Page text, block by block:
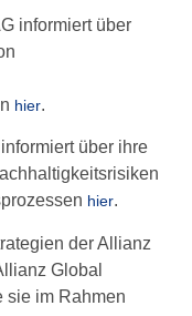
informiert über
hier.
über ihre
hier.
der Allianz
Global
sie im Rahmen